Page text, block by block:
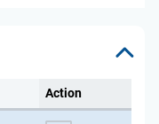
Action